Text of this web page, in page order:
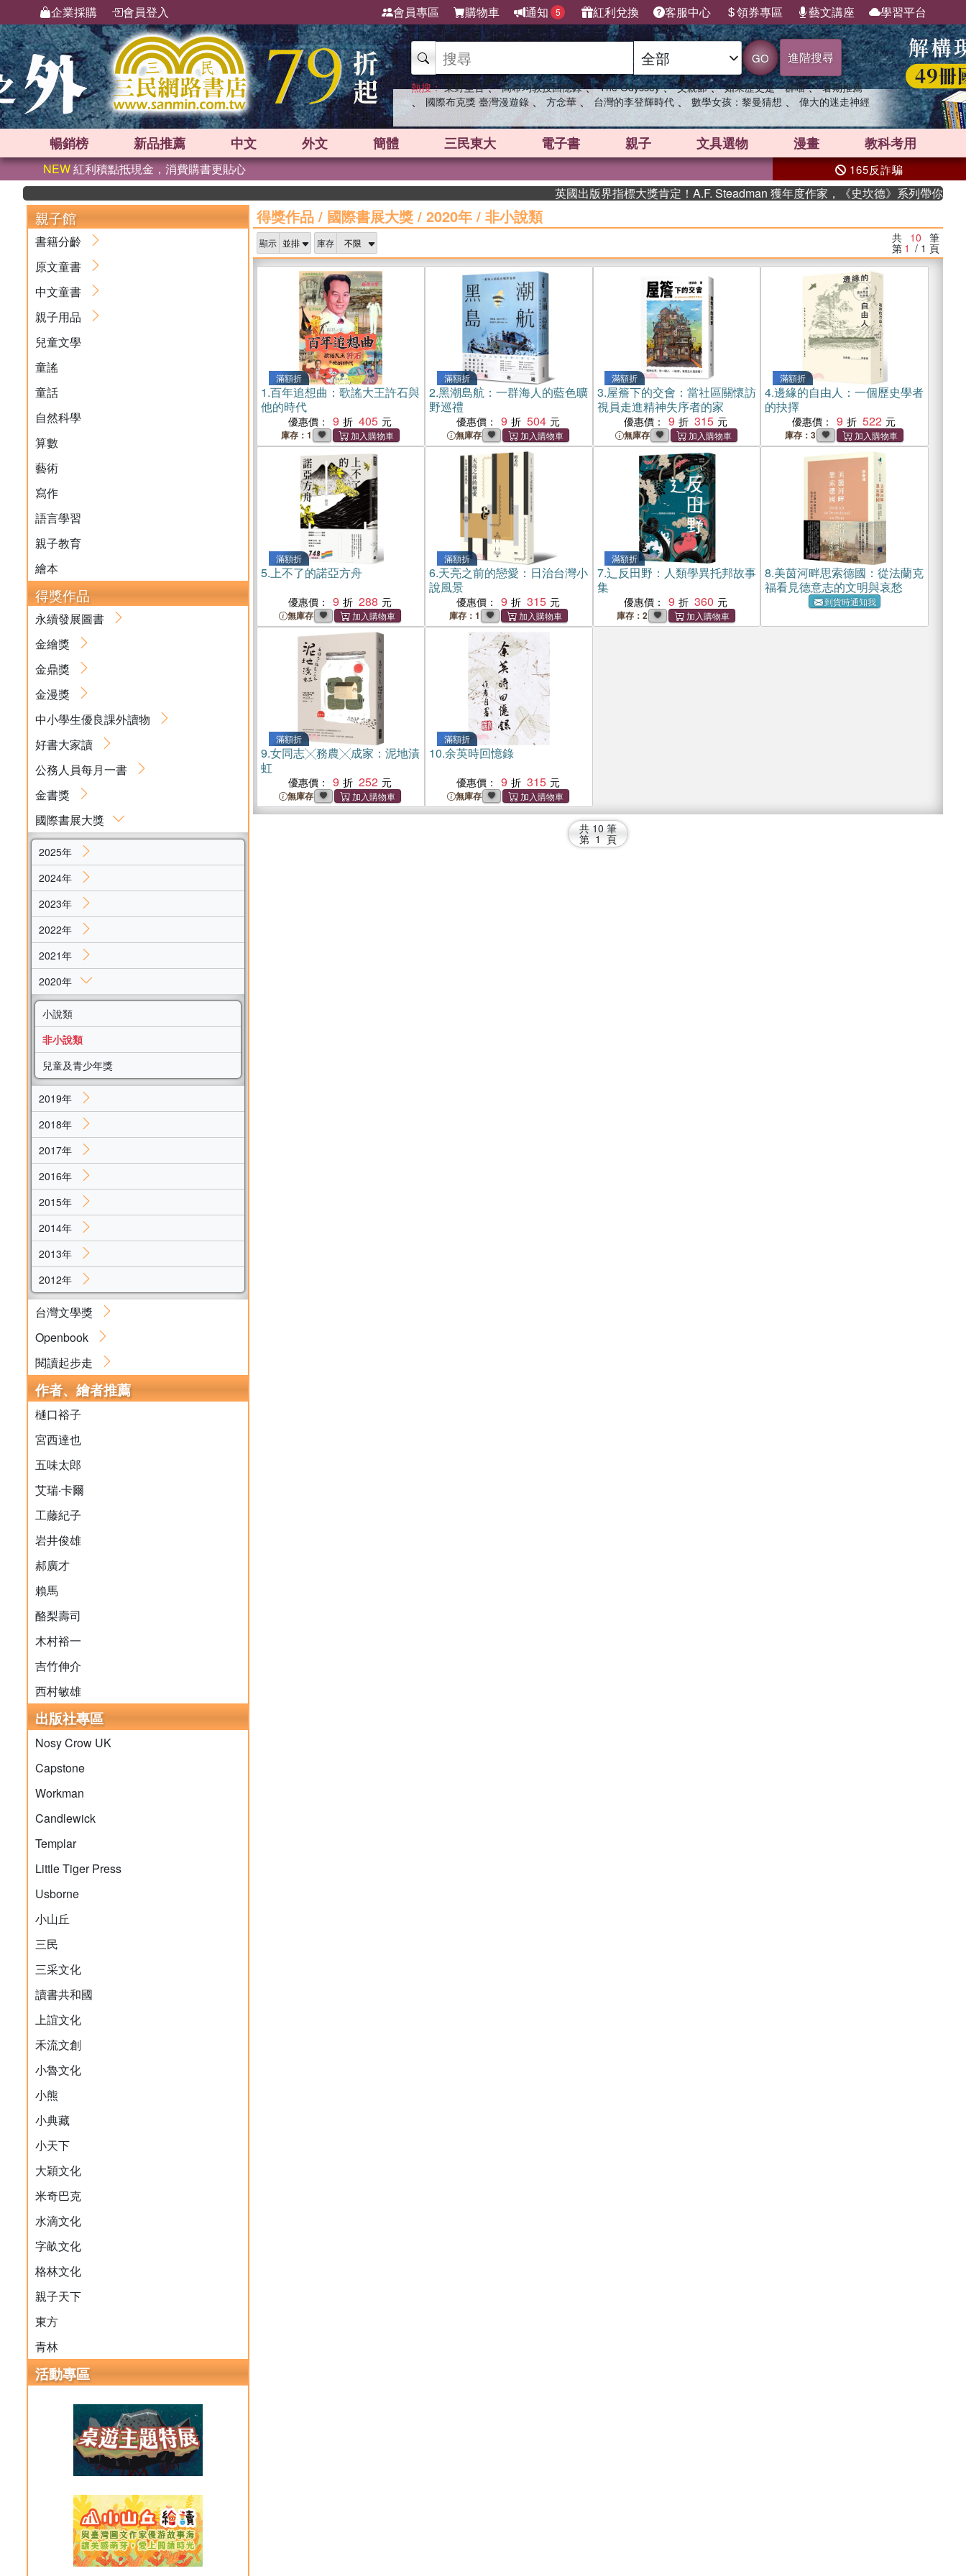
企業採購 會員登入 會員專區 購物車 通知 5 紅利兌換 客服中心 領券專區 藝文講座 學習平台
GO 進階搜尋
熱搜： 東野圭吾 、 高希均教授回憶錄 、 The Odyssey 、 父親節 、 如果歷史是一群喵 、 暑期推薦
、 國際布克獎 臺灣漫遊錄 、 方念華 、 台灣的李登輝時代 、 數學女孩：黎曼猜想 、 偉大的迷走神經
暢銷榜 新品推薦 中文 外文 簡體 三民東大 電子書 親子 文具選物 漫畫 教科考用
NEW紅利積點抵現金，消費購書更貼心 165反詐騙
英國出版界指標大獎肯定！A.F. Steadman 獲年度作家，《史坎德》系列帶你踏上熱血奇
親子館
書籍分齡
原文童書
中文童書
親子用品
兒童文學
童謠
童話
自然科學
算數
藝術
寫作
語言學習
親子教育
繪本
得獎作品
永續發展圖書
金繪獎
金鼎獎
金漫獎
中小學生優良課外讀物
好書大家讀
公務人員每月一書
金書獎
國際書展大獎
2025年
2024年
2023年
2022年
2021年
2020年
小說類
非小說類
兒童及青少年獎
2019年
2018年
2017年
2016年
2015年
2014年
2013年
2012年
台灣文學獎
Openbook
閱讀起步走
作者、繪者推薦
樋口裕子
宮西達也
五味太郎
艾瑞‧卡爾
工藤紀子
岩井俊雄
郝廣才
賴馬
酪梨壽司
木村裕一
吉竹伸介
西村敏雄
出版社專區
Nosy Crow UK
Capstone
Workman
Candlewick
Templar
Little Tiger Press
Usborne
小山丘
三民
三采文化
讀書共和國
上誼文化
禾流文創
小魯文化
小熊
小典藏
小天下
大穎文化
米奇巴克
水滴文化
字畝文化
格林文化
親子天下
東方
青林
活動專區
得獎作品 / 國際書展大獎 / 2020年 / 非小說類
顯示 庫存 共 10 筆
第 1 / 1 頁
滿額折
1.百年追想曲：歌謠大王許石與
他的時代
優惠價： 9 405
庫存：1
滿額折
2.黑潮島航：一群海人的藍色曠
野巡禮
優惠價： 9 504
無庫存
滿額折
3.屋簷下的交會：當社區關懷訪
視員走進精神失序者的家
優惠價： 9 315
無庫存
滿額折
4.邊緣的自由人：一個歷史學者
的抉擇
優惠價： 9 522
庫存：3
滿額折
5.上不了的諾亞方舟
優惠價： 9 288
無庫存
滿額折
6.天亮之前的戀愛：日治台灣小
說風景
優惠價： 9 315
庫存：1
滿額折
7.辶反田野：人類學異托邦故事
集
優惠價： 9 360
庫存：2
8.美茵河畔思索德國：從法蘭克
福看見德意志的文明與哀愁
到貨時通知我
滿額折
9.女同志╳務農╳成家：泥地漬
虹
優惠價： 9 252
無庫存
滿額折
10.余英時回憶錄
優惠價： 9 315
無庫存
共 10 筆
第 1 頁